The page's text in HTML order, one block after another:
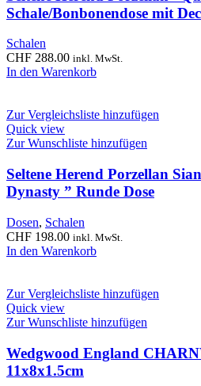
Schale/Bonbonendose mit
Schalen
CHF 288.00 inkl. MwSt.
In den Warenkorb
Zur Vergleichsliste hinzufügen
Quick view
Zur Wunschliste hinzufügen
Seltene Herend Porzellan
Dynasty ” Runde Dose
Dosen, Schalen
CHF 198.00 inkl. MwSt.
In den Warenkorb
Zur Vergleichsliste hinzufügen
Quick view
Zur Wunschliste hinzufügen
Wedgwood England
11x8x1.5cm